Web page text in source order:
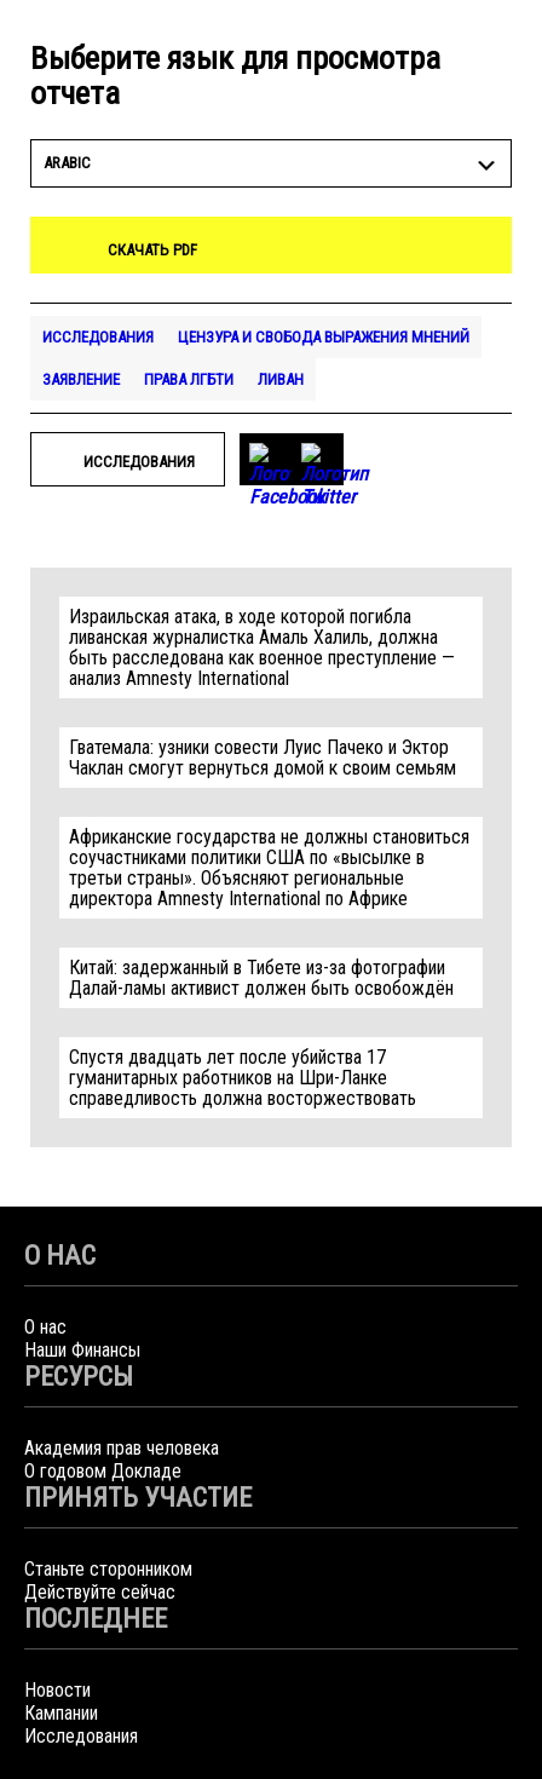
Выберите язык для просмотра
отчета
ARABIC
СКАЧАТЬ PDF
ИССЛЕДОВАНИЯ ЦЕНЗУРА И СВОБОДА ВЫРАЖЕНИЯ МНЕНИЙ
ЗАЯВЛЕНИЕ ПРАВА ЛГБТИ ЛИВАН
ИССЛЕДОВАНИЯ
Израильская атака, в ходе которой погибла
ливанская журналистка Амаль Халиль, должна
быть расследована как военное преступление —
анализ Amnesty International
Гватемала: узники совести Луис Пачеко и Эктор
Чаклан смогут вернуться домой к своим семьям
Африканские государства не должны становиться
соучастниками политики США по «высылке в
третьи страны». Объясняют региональные
директора Amnesty International по Африке
Китай: задержанный в Тибете из-за фотографии
Далай-ламы активист должен быть освобождён
Спустя двадцать лет после убийства 17
гуманитарных работников на Шри-Ланке
справедливость должна восторжествовать
О НАС
О нас
Наши Финансы
РЕСУРСЫ
Академия прав человека
О годовом Докладе
ПРИНЯТЬ УЧАСТИЕ
Станьте сторонником
Действуйте сейчас
ПОСЛЕДНЕЕ
Новости
Кампании
Исследования